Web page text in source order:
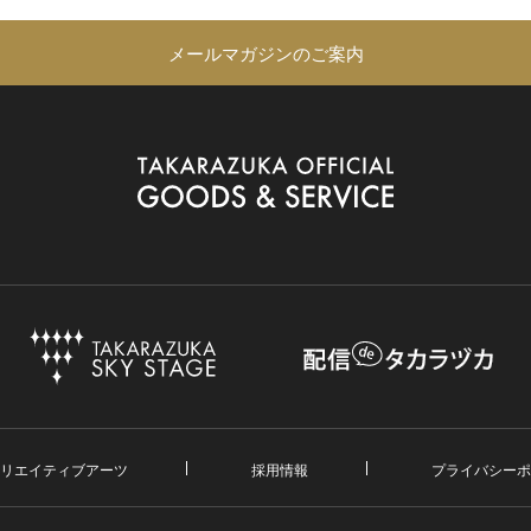
メールマガジンのご案内
エイティブアーツ 採用情報 プライバシー